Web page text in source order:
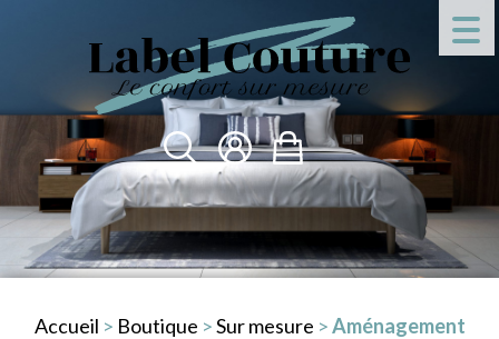
Accueil > Boutique >Sur mesure >Aménagement